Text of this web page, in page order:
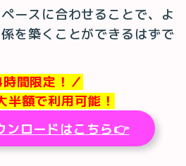
ースに合わせることで、よ
を築くことができるはずで
間限定！／
半額で利用可能！
ンロードはこちら👉